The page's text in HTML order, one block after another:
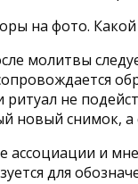
на фото.
молитвы
ритуал не
новый снимок,
и
для